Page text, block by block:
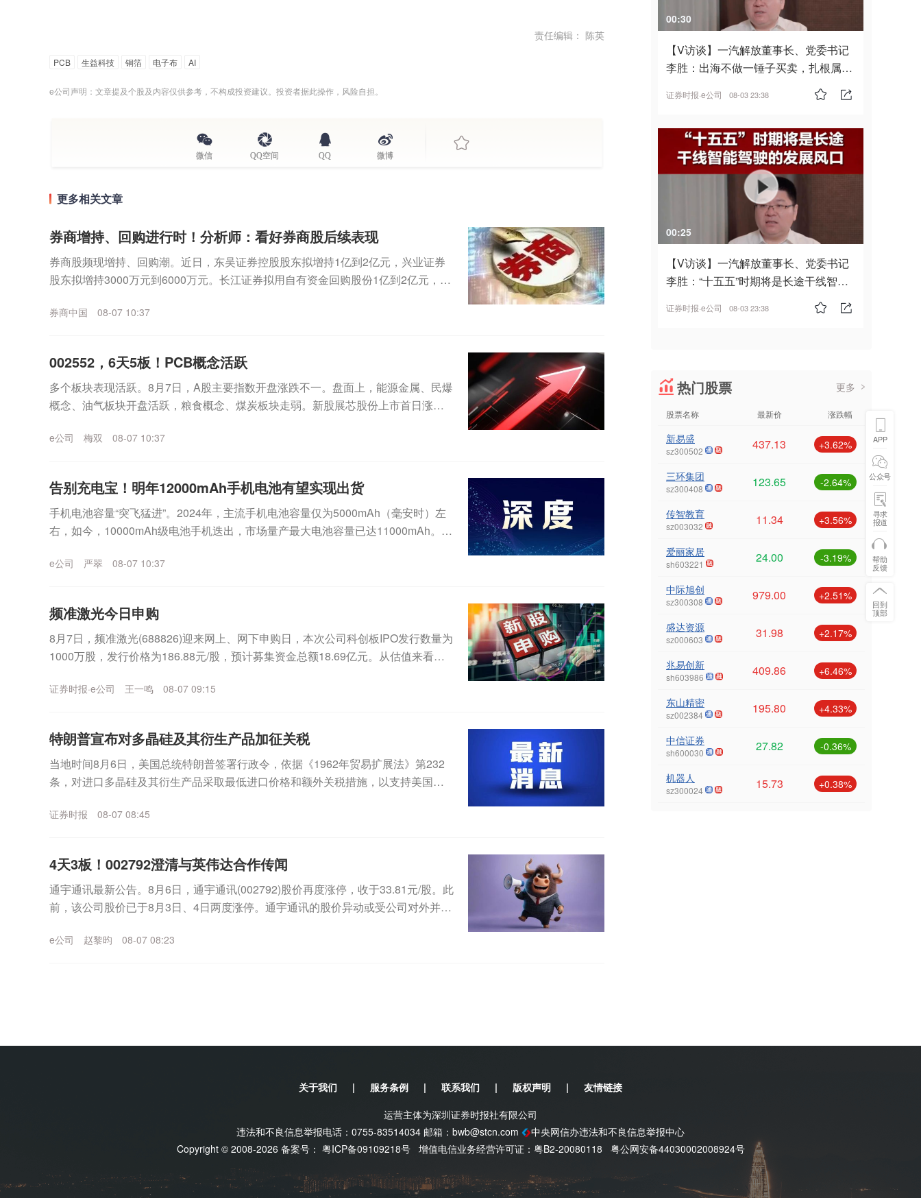
责任编辑： 陈英
PCB 生益科技 铜箔 电子布 AI
e公司声明：文章提及个股及内容仅供参考，不构成投资建议。投资者据此操作，风险自担。
微信 QQ空间 QQ 微博
更多相关文章
券商增持、回购进行时！分析师：看好券商股后续表现
券商股频现增持、回购潮。近日，东吴证券控股股东拟增持1亿到2亿元，兴业证券
股东拟增持3000万元到6000万元。长江证券拟用自有资金回购股份1亿到2亿元，华
券商中国 08-07 10:37
002552，6天5板！PCB概念活跃
多个板块表现活跃。8月7日，A股主要指数开盘涨跌不一。盘面上，能源金属、民爆
概念、油气板块开盘活跃，粮食概念、煤炭板块走弱。新股展芯股份上市首日涨逾3
e公司 梅双 08-07 10:37
告别充电宝！明年12000mAh手机电池有望实现出货
手机电池容量“突飞猛进”。2024年，主流手机电池容量仅为5000mAh（毫安时）左
右，如今，10000mAh级电池手机迭出，市场量产最大电池容量已达11000mAh。手
e公司 严翠 08-07 10:37
频准激光今日申购
8月7日，频准激光(688826)迎来网上、网下申购日，本次公司科创板IPO发行数量为
1000万股，发行价格为186.88元/股，预计募集资金总额18.69亿元。从估值来看，
证券时报·e公司 王一鸣 08-07 09:15
特朗普宣布对多晶硅及其衍生产品加征关税
当地时间8月6日，美国总统特朗普签署行政令，依据《1962年贸易扩展法》第232
条，对进口多晶硅及其衍生产品采取最低进口价格和额外关税措施，以支持美国国
证券时报 08-07 08:45
4天3板！002792澄清与英伟达合作传闻
通宇通讯最新公告。8月6日，通宇通讯(002792)股价再度涨停，收于33.81元/股。此
前，该公司股价已于8月3日、4日两度涨停。通宇通讯的股价异动或受公司对外并购
e公司 赵黎昀 08-07 08:23
00:30
【V访谈】一汽解放董事长、党委书记
李胜：出海不做一锤子买卖，扎根属
证券时报·e公司 08-03 23:38
00:25
【V访谈】一汽解放董事长、党委书记
李胜：“十五五”时期将是长途干线智能
证券时报·e公司 08-03 23:38
热门股票 更多
股票名称 最新价 涨跌幅
新易盛
sz300502 437.13 +3.62%
三环集团
sz300408 123.65 -2.64%
传智教育
sz003032 11.34 +3.56%
爱丽家居
sh603221 24.00 -3.19%
中际旭创
sz300308 979.00 +2.51%
盛达资源
sz000603 31.98 +2.17%
兆易创新
sh603986 409.86 +6.46%
东山精密
sz002384 195.80 +4.33%
中信证券
sh600030 27.82 -0.36%
机器人
sz300024 15.73 +0.38%
APP
公众号
寻求
报道
帮助
反馈
回到
顶部
关于我们 | 服务条例 | 联系我们 | 版权声明 |
友情链接
运营主体为深圳证券时报社有限公司
违法和不良信息举报电话：0755-83514034 邮箱： bwb@stcn.com
中央网信办违法和不良信息举报中心
Copyright © 2008-2026 备案号： 粤ICP备09109218号 增值电信业务经营许可证：粤B2-20080118 粤公网安备44030002008924号